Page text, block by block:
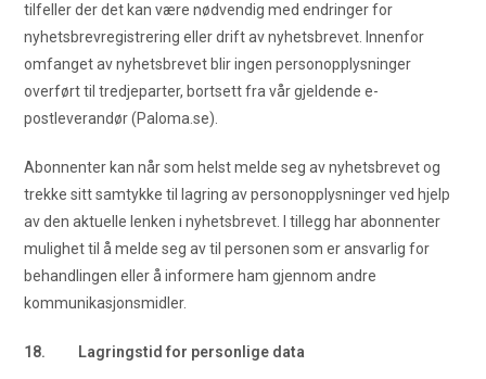
tilfeller der det kan være nødvendig med endringer for
nyhetsbrevregistrering eller drift av nyhetsbrevet. Innenfor
omfanget av nyhetsbrevet blir ingen personopplysninger
overført til tredjeparter, bortsett fra vår gjeldende e-
postleverandør (Paloma.se).
Abonnenter kan når som helst melde seg av nyhetsbrevet og
trekke sitt samtykke til lagring av personopplysninger ved hjelp
av den aktuelle lenken i nyhetsbrevet. I tillegg har abonnenter
mulighet til å melde seg av til personen som er ansvarlig for
behandlingen eller å informere ham gjennom andre
kommunikasjonsmidler.
18. Lagringstid for personlige data